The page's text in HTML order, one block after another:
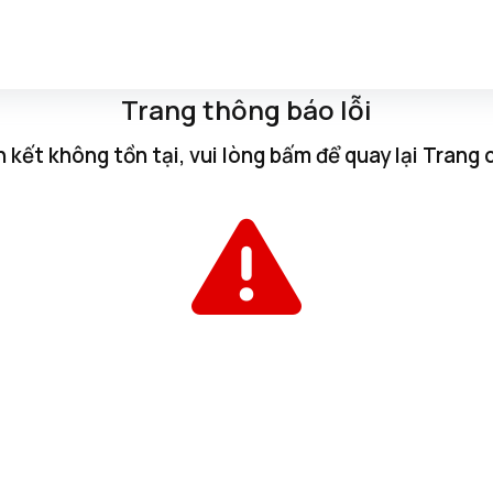
Trang thông báo lỗi
kết không tồn tại, vui lòng bấmđể quay lại Trang